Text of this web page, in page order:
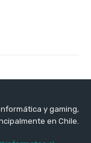
y gaming,
en Chile.